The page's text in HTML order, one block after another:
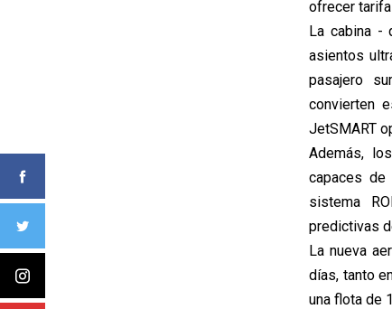
ofrecer
La cabina -
asientos
pasajero
convierten
JetSMART
Además,
capaces de
sistema
predictivas
La nueva
días, tanto
una flota de